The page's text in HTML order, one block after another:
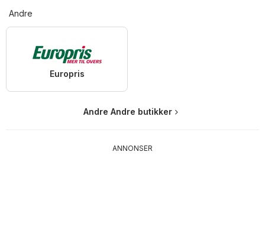
Andre
Europris
Andre Andre butikker
ANNONSER